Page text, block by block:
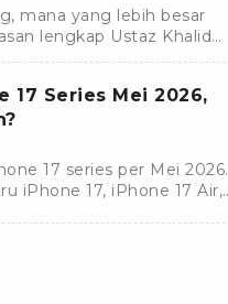
mana yang lebih besar
lengkap Ustaz Khalid
kurban paling afdal
17 Series Mei 2026,
17 series per Mei 2026.
iPhone 17, iPhone 17 Air,